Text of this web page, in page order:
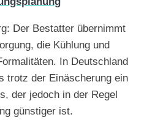
Der Bestatter übernimmt
die Kühlung und
In Deutschland
trotz der Einäscherung ein
der jedoch in der Regel
günstiger ist.